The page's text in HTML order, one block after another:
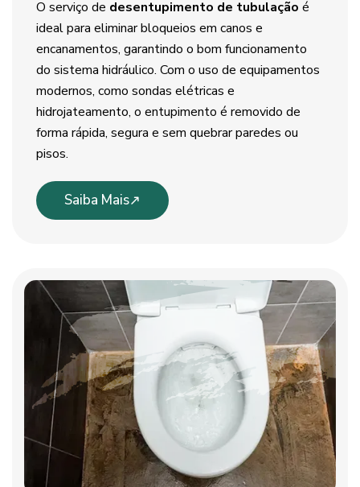
O serviço de desentupimento de tubulação é
ideal para eliminar bloqueios em canos e
encanamentos, garantindo o bom funcionamento
do sistema hidráulico. Com o uso de equipamentos
modernos, como sondas elétricas e
hidrojateamento, o entupimento é removido de
forma rápida, segura e sem quebrar paredes ou
pisos.
Saiba Mais